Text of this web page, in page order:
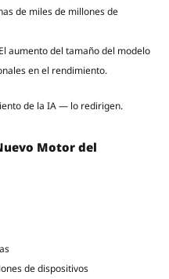
de miles de millones de
El aumento del tamaño del modelo
en el rendimiento.
de la IA — lo redirigen.
Motor del
de dispositivos